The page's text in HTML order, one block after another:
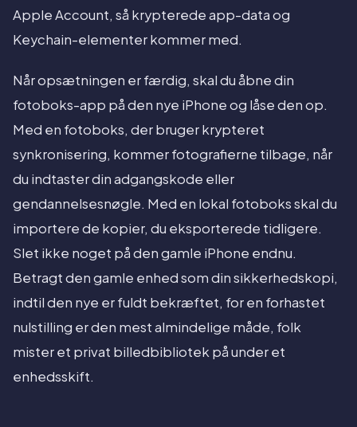
Apple Account, så krypterede app-data og
Keychain-elementer kommer med.
Når opsætningen er færdig, skal du åbne din
fotoboks-app på den nye iPhone og låse den op.
Med en fotoboks, der bruger krypteret
synkronisering, kommer fotografierne tilbage, når
du indtaster din adgangskode eller
gendannelsesnøgle. Med en lokal fotoboks skal du
importere de kopier, du eksporterede tidligere.
Slet ikke noget på den gamle iPhone endnu.
Betragt den gamle enhed som din sikkerhedskopi,
indtil den nye er fuldt bekræftet, for en forhastet
nulstilling er den mest almindelige måde, folk
mister et privat billedbibliotek på under et
enhedsskift.